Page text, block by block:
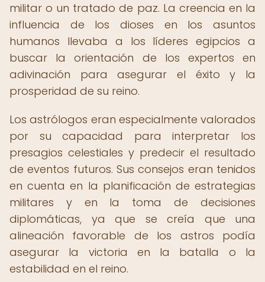
militar o un tratado de paz. La creencia en la
influencia de los dioses en los asuntos
humanos llevaba a los líderes egipcios a
buscar la orientación de los expertos en
adivinación para asegurar el éxito y la
prosperidad de su reino.
Los astrólogos eran especialmente valorados
por su capacidad para interpretar los
presagios celestiales y predecir el resultado
de eventos futuros. Sus consejos eran tenidos
en cuenta en la planificación de estrategias
militares y en la toma de decisiones
diplomáticas, ya que se creía que una
alineación favorable de los astros podía
asegurar la victoria en la batalla o la
estabilidad en el reino.